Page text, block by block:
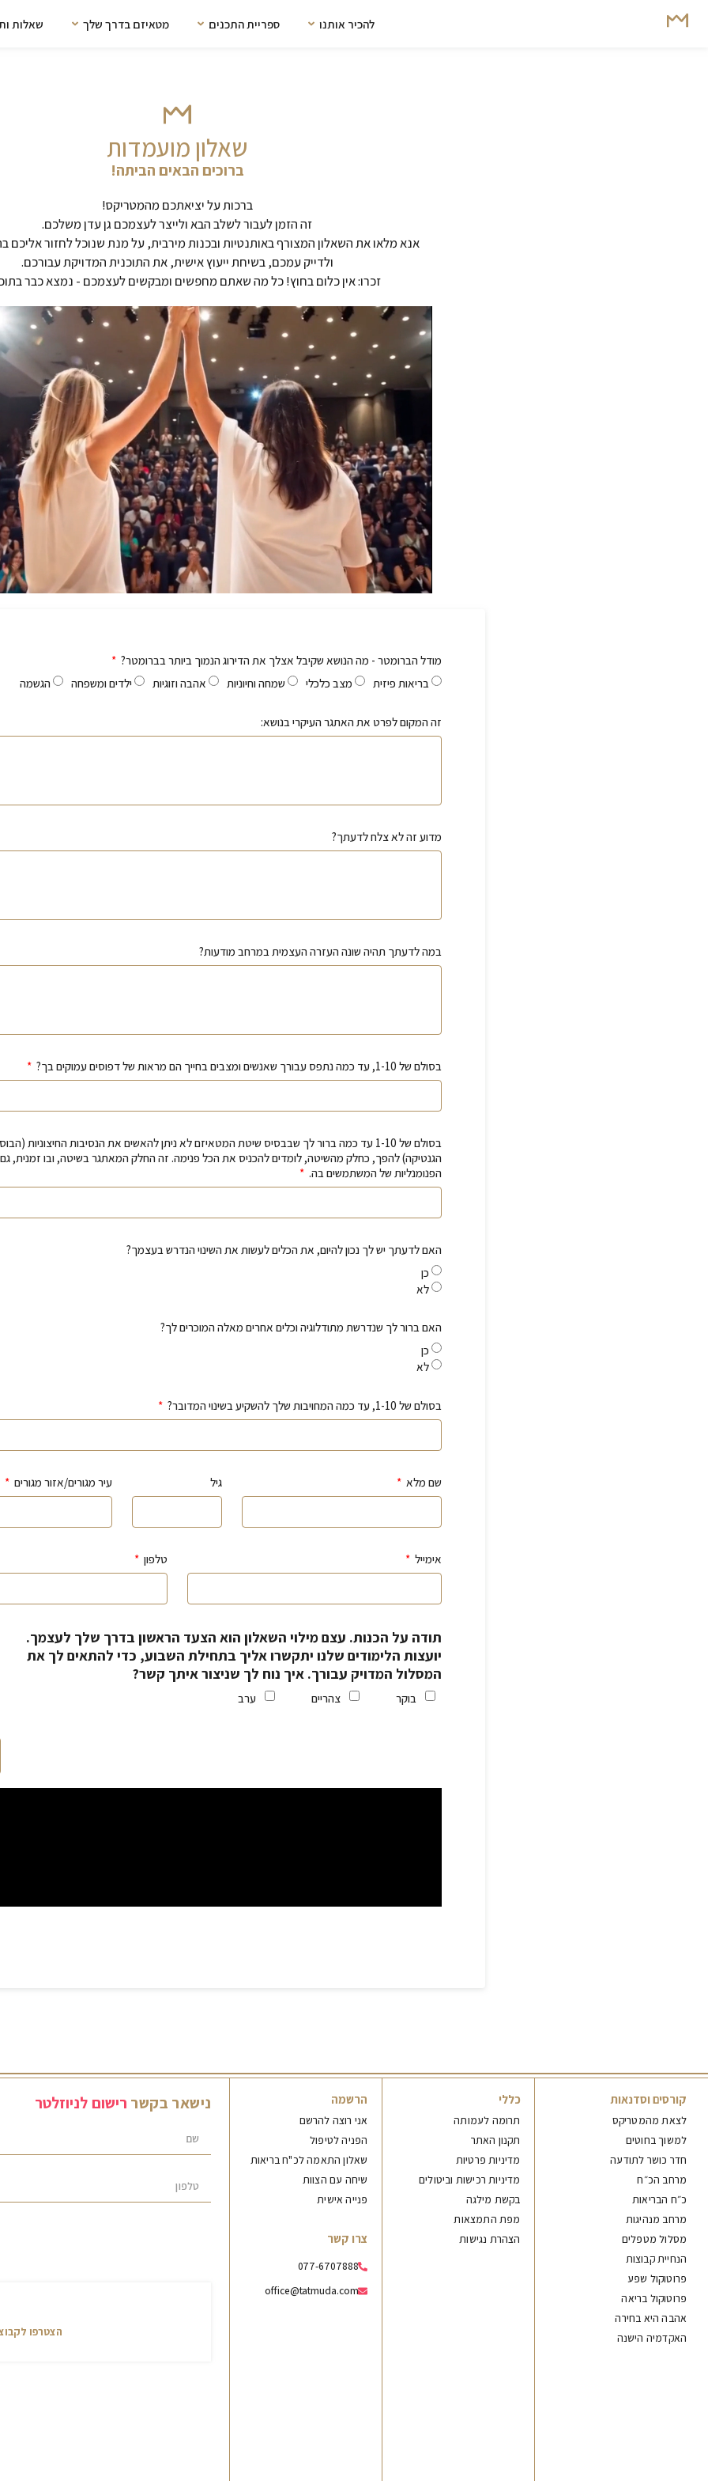
להכיר אותנו ספריית התכנים מטאיזם בדרך שלך שאלות
שאלון מועמדות
ברוכים הבאים הביתה!
ברכות על יציאתכם מהמטריקס!
זה הזמן לעבור לשלב הבא ולייצר לעצמכם גן עדן משלכם.
אנא מלאו את השאלון המצורף באותנטיות ובכנות מירבית, על מנת שנוכל לחזור אליכם
ולדייק עמכם, בשיחת ייעוץ אישית, את התוכנית המדויקת עבורכם.
זכרו: אין כלום בחוץ! כל מה שאתם מחפשים ומבקשים לעצמכם - נמצא כבר
מודל הברומטר - מה הנושא שקיבל אצלך את הדירוג הנמוך ביותר בברומטר?
בריאות פיזית
מצב כלכלי שמחה וחיוניות אהבה וזוגיות ילדים ומשפחה הגשמה
זה המקום לפרט את האתגר העיקרי בנושא:
מדוע זה לא צלח לדעתך?
במה לדעתך תהיה שונה העזרה העצמית במרחב מודעות?
בסולם של 1-10, עד כמה נתפס עבורך שאנשים ומצבים בחייך הם מראות של דפוסים עמוקים בך?
בסולם של 1-10 עד כמה ברור לך שבבסיס שיטת המטאיזם לא ניתן להאשים את הנסיבות החיצוניות
הגנטיקה) להפך, כחלק מהשיטה, לומדים להכניס את הכל פנימה. זה החלק המאתגר בשיטה, ובו זמנית,
הפנומנליות של המשתמשים בה.
האם לדעתך יש לך נכון להיום, את הכלים לעשות את השינוי הנדרש בעצמך?
כן
לא
האם ברור לך שנדרשת מתודלוגיה וכלים אחרים מאלה המוכרים לך?
כן
לא
בסולם של 1-10, עד כמה המחויבות שלך להשקיע בשינוי המדובר?
שם מלא גיל עיר מגורים/אזור מגורים
אימייל טלפון
תודה על הכנות. עצם מילוי השאלון הוא הצעד הראשון בדרך שלך לעצמך.
יועצות הלימודים שלנו יתקשרו אליך בתחילת השבוע, כדי להתאים לך את
המסלול המדויק עבורך. איך נוח לך שניצור איתך קשר?
בוקר צהריים ערב
קורסים וסדנאות
לצאת מהמטריקס
למשוך בחוטים
חדר כושר לתודעה
מרחב הכ״ח
כ״ח הבריאות
מרחב מנהיגות
מסלול מטפלים
הנחיית קבוצות
פרוטוקול שפע
פרוטוקול בריאה
אהבה היא בחירה
האקדמיה הישנה
כללי
תרומה לעמותה
תקנון האתר
מדיניות פרטיות
מדיניות רכישות וביטולים
בקשת מילגה
מפת התמצאות
הצהרת נגישות
הרשמה
אני רוצה להרשם
הפניה לטיפול
שאלון התאמה לכ"ח בריאות
שיחה עם הצוות
פנייה אישית
צרו קשר
077-6707888
office@tatmuda.com
נישאר בקשר רישוםלניוזלטר
הצטרפו
אני רוצה